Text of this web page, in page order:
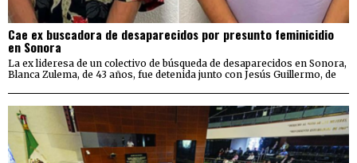
Cae ex buscadora de desaparecidos por presunto feminicidio
en Sonora
La ex lideresa de un colectivo de búsqueda de desaparecidos en Sonora,
Blanca Zulema, de 43 años, fue detenida junto con Jesús Guillermo, de